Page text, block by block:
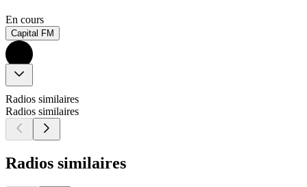
En cours
Capital FM
Radios similaires
Radios similaires
Radios similaires